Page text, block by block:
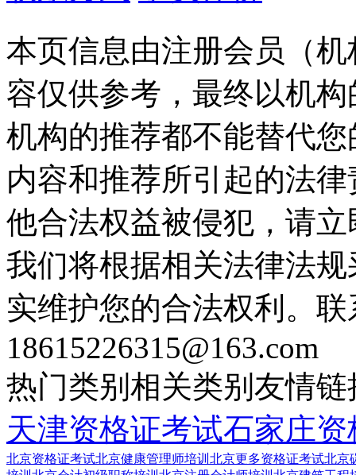
本页信息由注册会员（
容仅供参考，最终以机
机构的推荐都不能替代
内容和推荐所引起的法
他合法权益被侵犯，请
我们将根据相关法律法
实维护您的合法权利。
18615226315@163.com
热门类别 相关类别 友情链
天津资格证考试石家庄
北京资格证考试北京健康管理师培训 北京更多资格证考试北京